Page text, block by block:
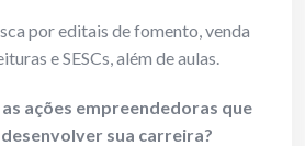
por editais de fomento, venda
e SESCs, além de aulas.
as ações empreendedoras que
sua carreira?